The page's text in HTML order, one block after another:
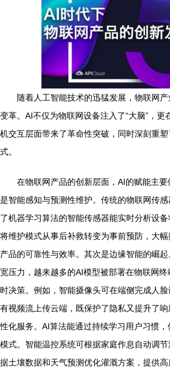
随着人工智能技术的迅猛发展，物联网
变革。AI不仅为物联网设备注入了“大脑”，更
机交互层面带来了革命性突破，同时深刻重
式。
在物联网产品的创新层面，AI的赋能主
是智能感知与预测性维护。传统的物联网传
了机器学习算法的智能传感器能实时分析设
将维护模式从事后补救转变为事前预防，大
产品的可靠性与效率。其次是边缘智能的崛
宽压力，越来越多的AI模型被部署在物联网
时决策。例如，智能摄像头可在端侧完成人
有视频流上传云端，既保护了隐私又提升了
性化服务。AI算法能通过持续学习用户习惯
模式。智能温控系统可根据家庭作息自动调
据土壤数据和天气预测优化灌溉方案，提供高